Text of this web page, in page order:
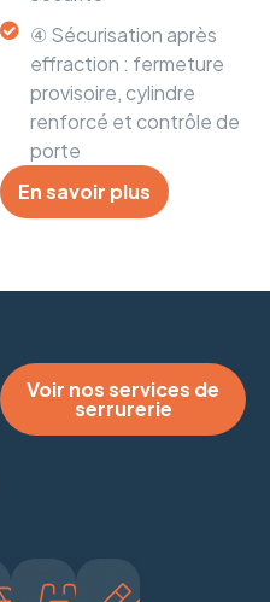
④ Sécurisation après
effraction : fermeture
provisoire, cylindre
renforcé et contrôle de
porte
En savoir plus
Voir nos services de
serrurerie